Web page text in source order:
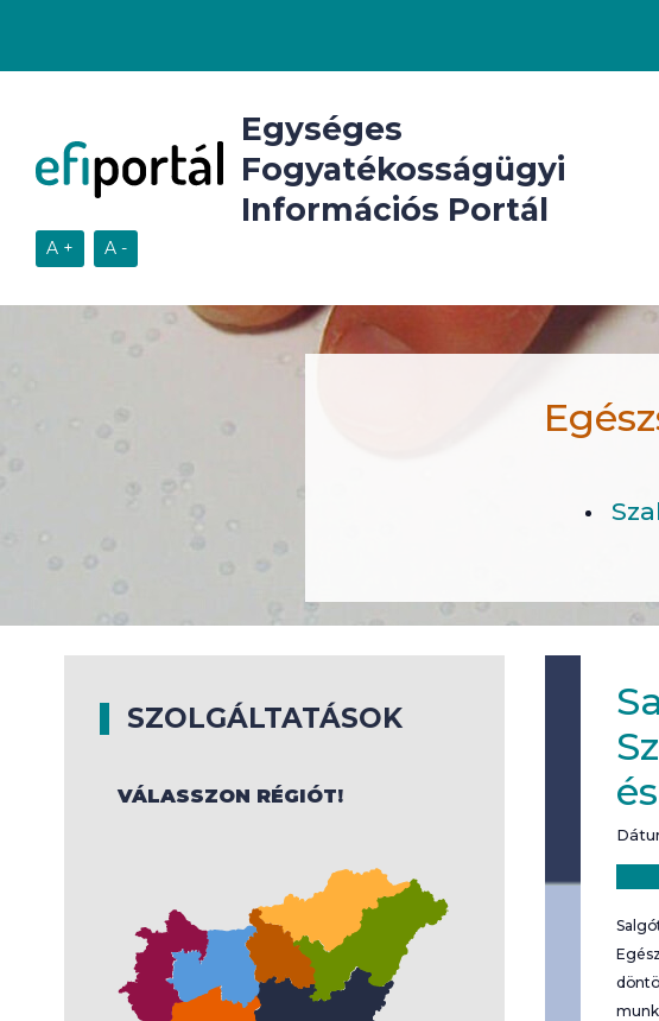
Egységes
Fogyatékosságügyi
Információs Portál
SZOLGÁLTATÁSOK
VÁLASSZON RÉGIÓT!